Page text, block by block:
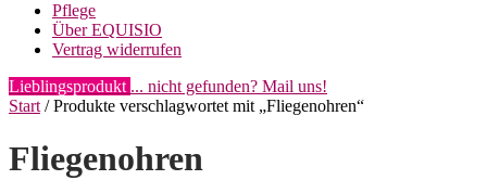
Pflege
Über EQUISIO
Vertrag widerrufen
Lieblingsprodukt ... nicht gefunden? Mail uns!
Start / Produkte verschlagwortet mit „Fliegenohren“
Fliegenohren